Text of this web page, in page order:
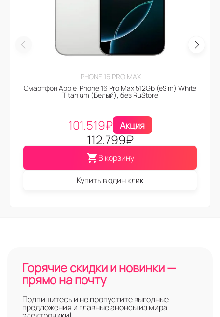
IPHONE 16 PRO MAX
Смартфон Apple iPhone 16 Pro Max 512Gb (eSim) White
Titanium (Белый), без RuStore
101.519₽ Акция
112.799₽
В корзину
Купить в один клик
Горячие скидки и новинки —
прямо на почту
Подпишитесь и не пропустите выгодные
предложения и главные анонсы из мира